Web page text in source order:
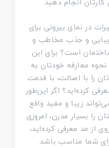
در نمای بیرونی برای
و جذب مخاطب و
است؟ برای این
معارفه خودتان به
را با اصالت، با قدمت
کرده‌اید؟ اگر این‌طور
زیبا و مفید واقع
را بسیار مدرن، امروزی
از مد معرفی کرده‌اید،
شما مناسب باشد.